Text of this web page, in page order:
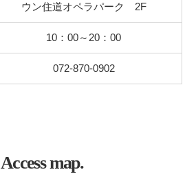
ウン住道オペラパーク 2F
10：00～20：00
072-870-0902
Access map.